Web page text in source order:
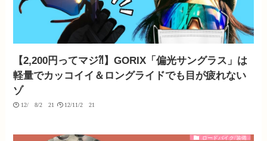
【2,200円ってマジ⁈】GORIX「偏光サングラス」は
軽量でカッコイイ＆ロングライドでも目が疲れない
ゾ
12/08/2021 12/11/2021
ロードバイク/装備